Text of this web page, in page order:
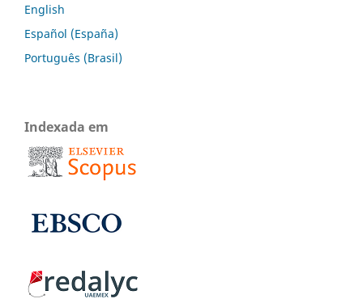
English
Español (España)
Português (Brasil)
Indexada em